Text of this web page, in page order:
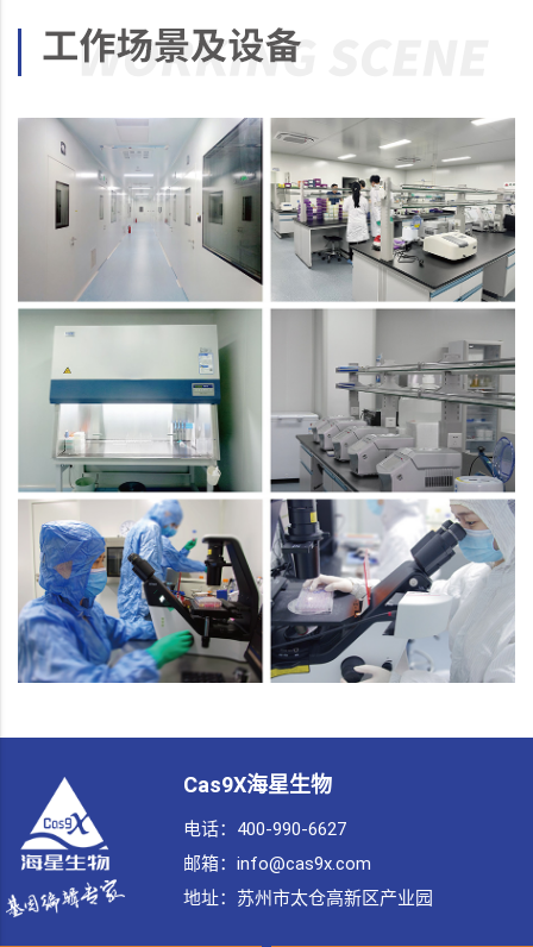
Cas9X海星生物
电话：400-990-6627
邮箱：info@cas9x.com
地址：
苏州市太仓高新区产业园